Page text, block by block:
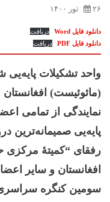
۲۶ ثور ۱۴۰۰
دانلود فایل Word
دریافت
دانلود فایل PDF
دریافت
واحد تشکیلات
(مائوئیست)
نمایندگی از تمامی
پایه‌یی صمیمانه‌ترین
رفقای “کمیتۀ
افغانستان و سایر
سومین کنگره